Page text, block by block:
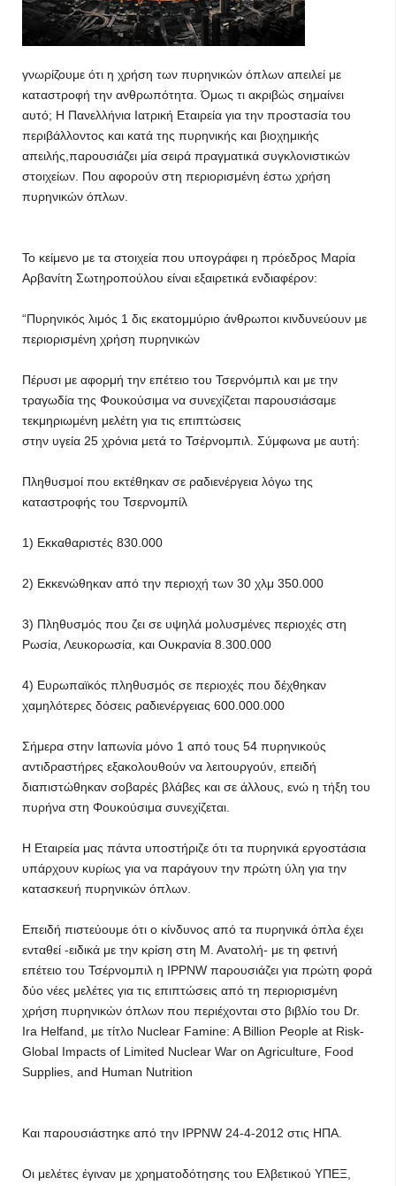
γνωρίζουμε ότι η χρήση των πυρηνικών όπλων απειλεί με
καταστροφή την ανθρωπότητα. Όμως τι ακριβώς σημαίνει
αυτό; Η Πανελλήνια Ιατρική Εταιρεία για την προστασία του
περιβάλλοντος και κατά της πυρηνικής και βιοχημικής
απειλής,παρουσιάζει μία σειρά πραγματικά συγκλονιστικών
στοιχείων. Που αφορούν στη περιορισμένη έστω χρήση
πυρηνικών όπλων.
Το κείμενο με τα στοιχεία που υπογράφει η πρόεδρος Μαρία
Αρβανίτη Σωτηροπούλου είναι εξαιρετικά ενδιαφέρον:
“Πυρηνικός λιμός 1 δις εκατομμύριο άνθρωποι κινδυνεύουν με
περιορισμένη χρήση πυρηνικών
Πέρυσι με αφορμή την επέτειο του Τσερνόμπιλ και με την
τραγωδία της Φουκούσιμα να συνεχίζεται παρουσιάσαμε
τεκμηριωμένη μελέτη για τις επιπτώσεις
στην υγεία 25 χρόνια μετά το Τσέρνομπιλ. Σύμφωνα με αυτή:
Πληθυσμοί που εκτέθηκαν σε ραδιενέργεια λόγω της
καταστροφής του Τσερνομπίλ
1) Εκκαθαριστές 830.000
2) Εκκενώθηκαν από την περιοχή των 30 χλμ 350.000
3) Πληθυσμός που ζει σε υψηλά μολυσμένες περιοχές στη
Ρωσία, Λευκορωσία, και Ουκρανία 8.300.000
4) Ευρωπαϊκός πληθυσμός σε περιοχές που δέχθηκαν
χαμηλότερες δόσεις ραδιενέργειας 600.000.000
Σήμερα στην Ιαπωνία μόνο 1 από τους 54 πυρηνικούς
αντιδραστήρες εξακολουθούν να λειτουργούν, επειδή
διαπιστώθηκαν σοβαρές βλάβες και σε άλλους, ενώ η τήξη του
πυρήνα στη Φουκούσιμα συνεχίζεται.
Η Εταιρεία μας πάντα υποστήριζε ότι τα πυρηνικά εργοστάσια
υπάρχουν κυρίως για να παράγουν την πρώτη ύλη για την
κατασκευή πυρηνικών όπλων.
Επειδή πιστεύουμε ότι ο κίνδυνος από τα πυρηνικά όπλα έχει
ενταθεί -ειδικά με την κρίση στη Μ. Ανατολή- με τη φετινή
επέτειο του Τσέρνομπιλ η IPPNW παρουσιάζει για πρώτη φορά
δύο νέες μελέτες για τις επιπτώσεις από τη περιορισμένη
χρήση πυρηνικών όπλων που περιέχονται στο βιβλίο του Dr.
Ira Helfand, με τίτλο Nuclear Famine: A Billion People at Risk-
Global Impacts of Limited Nuclear War on Agriculture, Food
Supplies, and Human Nutrition
Και παρουσιάστηκε από την IPPNW 24-4-2012 στις ΗΠΑ.
Οι μελέτες έγιναν με χρηματοδότησης του Ελβετικού ΥΠΕΞ,